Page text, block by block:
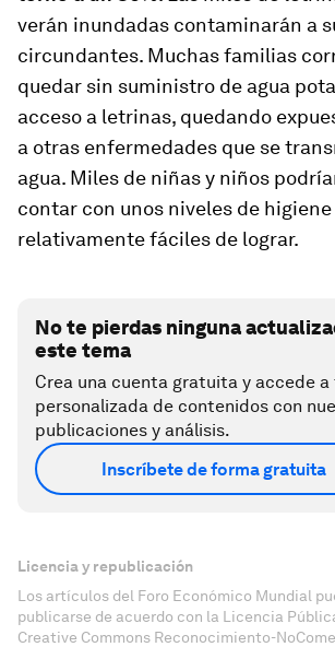
verán inundadas contaminarán a
circundantes. Muchas familias
quedar sin suministro de agua
acceso a letrinas, quedando
a otras enfermedades que se
agua. Miles de niñas y niños
contar con unos niveles de
relativamente fáciles de lograr.
No te pierdas ninguna
este tema
Crea una cuenta gratuita y accede
personalizada de contenidos con
publicaciones y análisis.
Inscríbete de forma gratuita
Licencia y republicación
Los artículos del Foro Económico Mundial
publicarse de acuerdo con la Licencia
Creative Commons Reconocimiento-